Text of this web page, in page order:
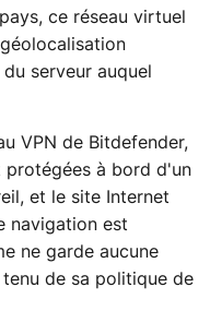
ce réseau virtuel
serveur auquel
VPN de Bitdefender,
protégées à bord d'un
et le site Internet
navigation est
ne garde aucune
de sa politique de